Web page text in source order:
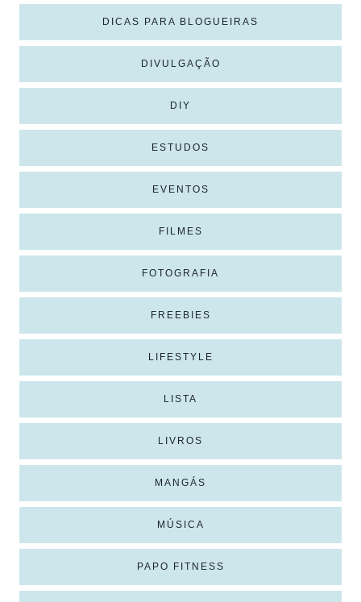
DICAS PARA BLOGUEIRAS
DIVULGAÇÃO
DIY
ESTUDOS
EVENTOS
FILMES
FOTOGRAFIA
FREEBIES
LIFESTYLE
LISTA
LIVROS
MANGÁS
MÚSICA
PAPO FITNESS